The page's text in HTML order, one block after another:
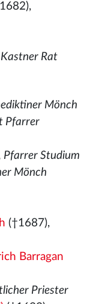
Kastner Rat
Mönch
Pfarrer
Pfarrer Studium
Mönch
(†1687),
Barragan
Priester